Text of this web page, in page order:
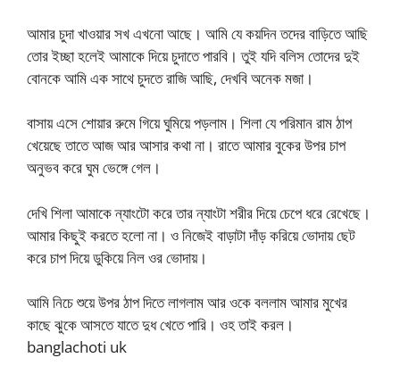
আমার চুদা খাওয়ার সখ এখনো আছে। আমি যে কয়দিন তদের বাড়িতে আছি
তোর ইচ্ছা হলেই আমাকে দিয়ে চুদাতে পারবি। তুই যদি বলিস তোদের দুই
বোনকে আমি এক সাথে চুদতে রাজি আছি, দেখবি অনেক মজা।
বাসায় এসে শোয়ার রুমে গিয়ে ঘুমিয়ে পড়লাম। শিলা যে পরিমান রাম ঠাপ
খেয়েছে তাতে আজ আর আসার কথা না। রাতে আমার বুকের উপর চাপ
অনুভব করে ঘুম ভেঙ্গে গেল।
দেখি শিলা আমাকে ন্যাংটো করে তার ন্যাংটা শরীর দিয়ে চেপে ধরে রেখেছে।
আমার কিছুই করতে হলো না। ও নিজেই বাড়াটা দাঁড় করিয়ে ভোদায় ছেট
করে চাপ দিয়ে ডুকিয়ে নিল ওর ভোদায়।
আমি নিচে শুয়ে উপর ঠাপ দিতে লাগলাম আর ওকে বললাম আমার মুখের
কাছে ঝুকে আসতে যাতে দুধ খেতে পারি। ওহ তাই করল।
banglachoti uk